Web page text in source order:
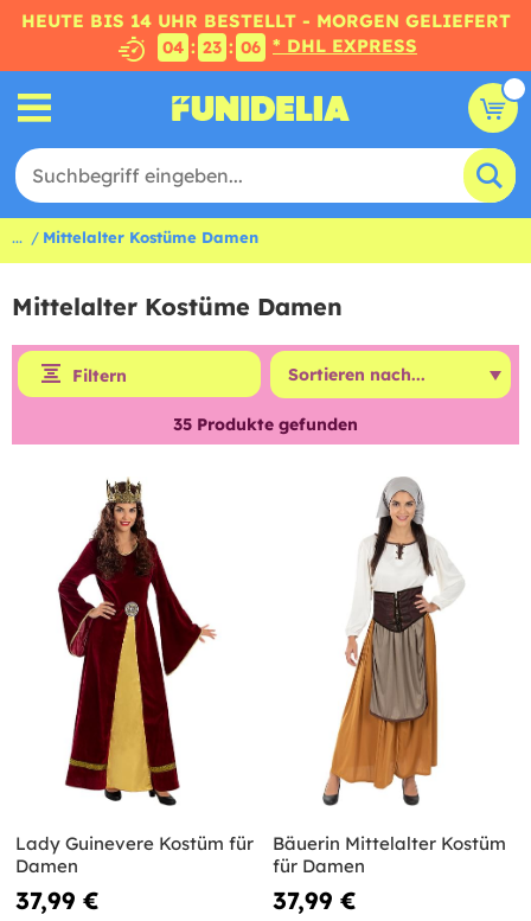
HEUTE BIS 14 UHR BESTELLT - MORGEN GELIEFERT
04 : 23 : 04 * DHL EXPRESS
... Mittelalter Kostüme Damen
Mittelalter Kostüme Damen
Filtern
35 Produkte gefunden
Lady Guinevere Kostüm für
Damen
37,99 €
Bäuerin Mittelalter Kostüm
für Damen
37,99 €